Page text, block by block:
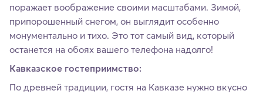
поражает воображение своими масштабами. Зимой,
припорошенный снегом, он выглядит особенно
монументально и тихо. Это тот самый вид, который
останется на обоях вашего телефона надолго!
Кавказское гостеприимство:
По древней традиции, гостя на Кавказе нужно вкусно